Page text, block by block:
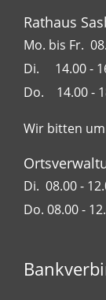
Rathaus
Mo. bis Fr.
Di. 14.00 -
Do. 14.00 -
Wir bitten
Di. 08.00 -
Do. 08.00 -